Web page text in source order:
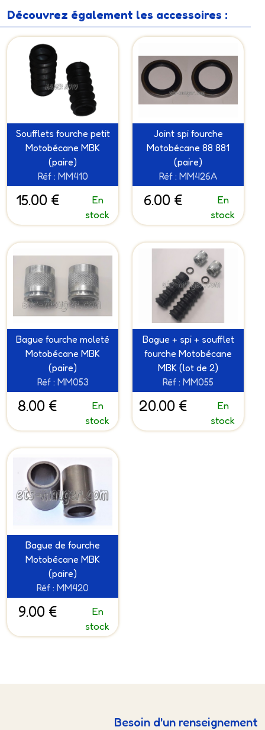
Découvrez également les accessoires :
Soufflets fourche petit
Motobécane MBK
(paire)
Réf : MM410
15.00 €
En
stock
Joint spi fourche
Motobécane 88 881
(paire)
Réf : MM426A
6.00 €
En
stock
Bague fourche moleté
Motobécane MBK
(paire)
Réf : MM053
8.00 €
En
stock
Bague + spi + soufflet
fourche Motobécane
MBK (lot de 2)
Réf : MM055
20.00 €
En
stock
Bague de fourche
Motobécane MBK
(paire)
Réf : MM420
9.00 €
En
stock
Besoin d'un renseignement